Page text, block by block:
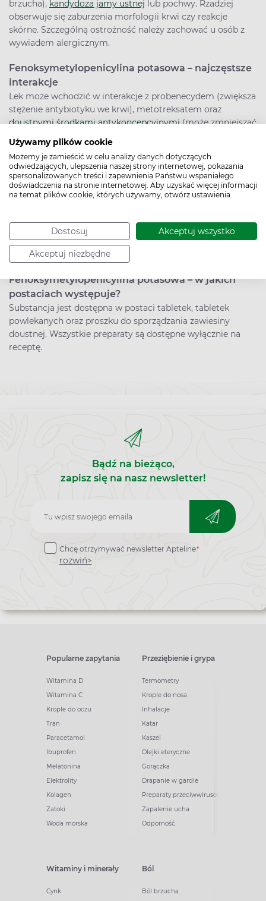
Używamy plików cookie
Możemy je zamieścić w celu analizy danych dotyczących
odwiedzających, ulepszenia naszej strony internetowej, pokazania
spersonalizowanych treści i zapewnienia Państwu wspaniałego
doświadczenia na stronie internetowej. Aby uzyskać więcej informacji
na temat plików cookie, których używamy, otwórz ustawienia.
Dostosuj Akceptuj wszystko
Akceptuj niezbędne
brzucha), kandydoza jamy ustnej lub pochwy. Rzadziej
obserwuje się zaburzenia morfologii krwi czy reakcje
skórne. Szczególną ostrożność należy zachować u osób z
wywiadem alergicznym.
Fenoksymetylopenicylina potasowa – najczęstsze
interakcje
Lek może wchodzić w interakcje z probenecydem (zwiększa
stężenie antybiotyku we krwi), metotreksatem oraz
doustnymi środkami antykoncepcyjnymi(może zmniejszać
ich skuteczność). Należy unikać jednoczesnego stosowania
z antybiotykami bakteriostatycznymi, gdyż mogą osłabiać
działanie penicyliny.
Stosowanie fenoksymetylopenicyliny potasowej w
ciąży i podczas karmienia piersią
podczas karmienia piersią. Jest często wybierany jako lek
pierwszego rzutu w leczeniu zakażeń u kobiet w ciąży ze
względu na dobry profil bezpieczeństwa.
Fenoksymetylopenicylina potasowa – w jakich
postaciach występuje?
Substancja jest dostępna w postaci tabletek, tabletek
powlekanych oraz proszku do sporządzania zawiesiny
doustnej. Wszystkie preparaty są dostępne wyłącznie na
receptę.
Bądź na bieżąco,
zapisz się na nasz newsletter!
Zapisz
do
newslettera
Chcę otrzymywać newsletter Apteline*
rozwiń>
Popularne zapytania
Witamina D
Witamina C
Krople do oczu
Tran
Paracetamol
Ibuprofen
Melatonina
Elektrolity
Kolagen
Zatoki
Woda morska
Przeziębienie i grypa
Termometry
Krople do nosa
Inhalacje
Katar
Kaszel
Olejki eteryczne
Gorączka
Drapanie w gardle
Preparaty przeciwwirusowe
Zapalenie ucha
Odporność
Witaminy i minerały
Cynk
Ból
Ból brzucha